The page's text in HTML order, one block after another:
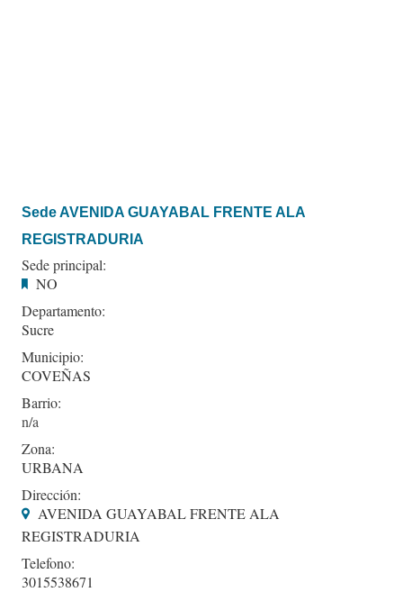
Sede AVENIDA GUAYABAL FRENTE ALA
REGISTRADURIA
Sede principal:
NO
Departamento:
Sucre
Municipio:
COVEÑAS
Barrio:
Zona:
URBANA
Dirección:
AVENIDA GUAYABAL FRENTE ALA
REGISTRADURIA
Telefono:
3015538671